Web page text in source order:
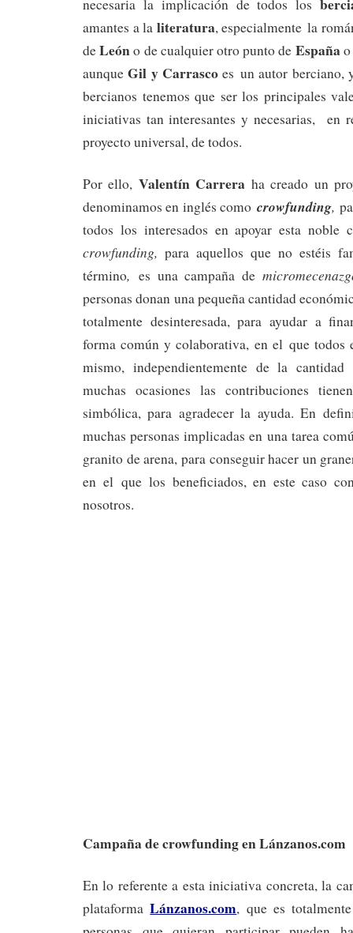
necesaria la implicación de todos los
amantes a la literatura, especialmente la
deLeóno de cualquier otro punto de Españao
aunqueGil y Carrasco es un autor berciano,
bercianos tenemos que ser los principales
iniciativas tan interesantes y necesarias, en
proyecto universal, de todos.
Por ello, Valentín Carrera ha creado un
denominamos en inglés como crowfunding,
todos los interesados en apoyar esta noble
crowfunding, para aquellos que no estéis
término, es una campaña de
personas donan una pequeña cantidad
totalmente desinteresada, para ayudar a
forma común y colaborativa, en el que todos
mismo, independientemente de la
muchas ocasiones las contribuciones
simbólica, para agradecer la ayuda. En
muchas personas implicadas en una tarea
granito de arena, para conseguir hacer un
en el que los beneficiados, en este caso
nosotros.
Campaña de crowfunding en Lánzanos.com
En lo referente a esta iniciativa concreta, la
plataformaLánzanos.com, que es